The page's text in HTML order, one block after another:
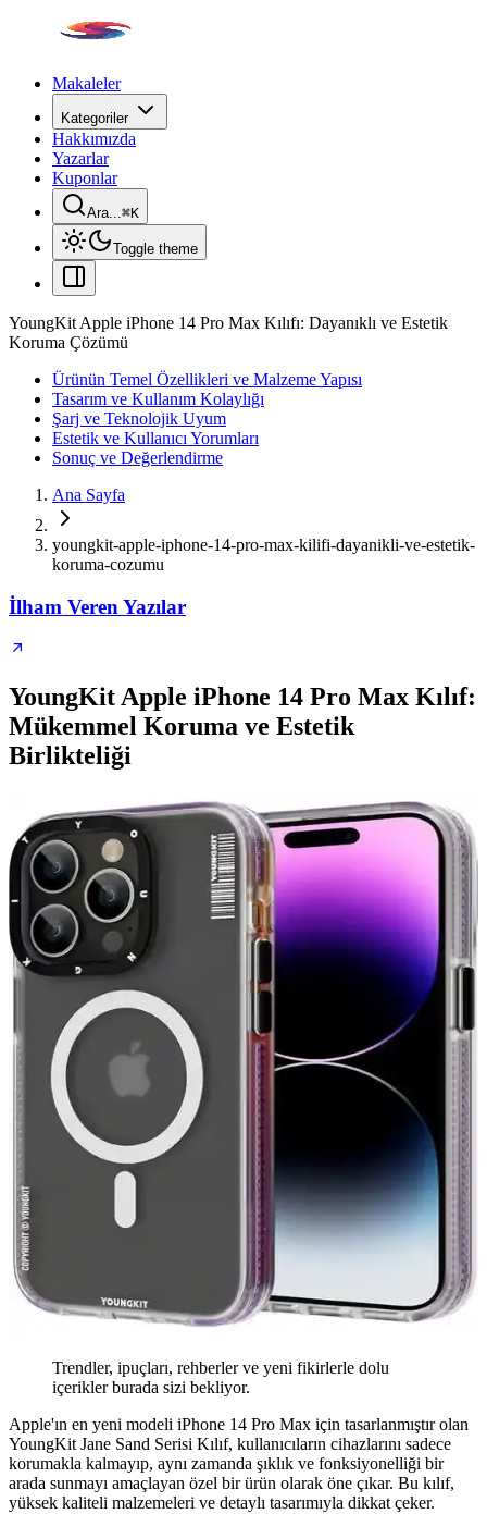
Makaleler
Kategoriler
Hakkımızda
Yazarlar
Kuponlar
Ara...⌘K
Toggle theme
YoungKit Apple iPhone 14 Pro Max Kılıfı: Dayanıklı ve Estetik
Koruma Çözümü
Ürünün Temel Özellikleri ve Malzeme Yapısı
Tasarım ve Kullanım Kolaylığı
Şarj ve Teknolojik Uyum
Estetik ve Kullanıcı Yorumları
Sonuç ve Değerlendirme
Ana Sayfa
youngkit-apple-iphone-14-pro-max-kilifi-dayanikli-ve-estetik-
koruma-cozumu
İlham Veren Yazılar
YoungKit Apple iPhone 14 Pro Max Kılıf:
Mükemmel Koruma ve Estetik
Birlikteliği
Trendler, ipuçları, rehberler ve yeni fikirlerle dolu
içerikler burada sizi bekliyor.
Apple'ın en yeni modeli iPhone 14 Pro Max için tasarlanmıştır olan
YoungKit Jane Sand Serisi Kılıf, kullanıcıların cihazlarını sadece
korumakla kalmayıp, aynı zamanda şıklık ve fonksiyonelliği bir
arada sunmayı amaçlayan özel bir ürün olarak öne çıkar. Bu kılıf,
yüksek kaliteli malzemeleri ve detaylı tasarımıyla dikkat çeker.